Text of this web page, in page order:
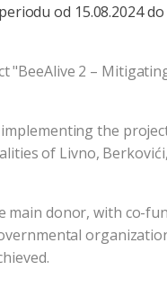
od 15.08.2024 do
2 –
the
of Livno,
main donor, with co-